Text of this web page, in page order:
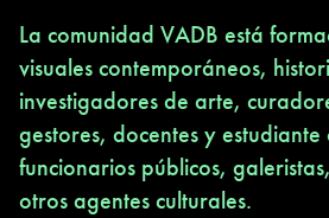
La comunidad VADB está
visuales contemporáneos,
investigadores de arte,
gestores, docentes y
funcionarios públicos,
otros agentes culturales.